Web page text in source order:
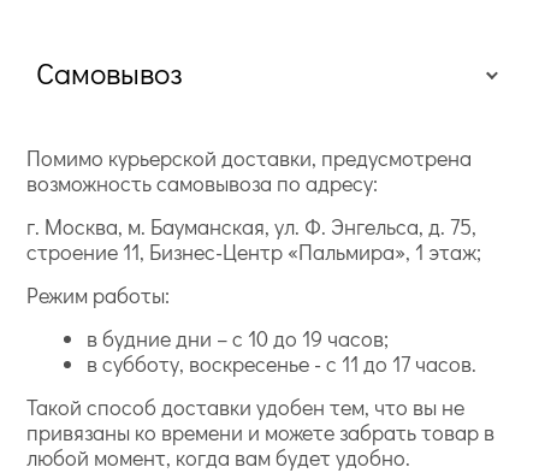
Самовывоз
Помимо курьерской доставки, предусмотрена
возможность самовывоза по адресу:
г. Москва, м. Бауманская, ул. Ф. Энгельса, д. 75,
строение 11, Бизнес-Центр «Пальмира», 1 этаж;
Режим работы:
в будние дни – с 10 до 19 часов;
в субботу, воскресенье - с 11 до 17 часов.
Такой способ доставки удобен тем, что вы не
привязаны ко времени и можете забрать товар в
любой момент, когда вам будет удобно.